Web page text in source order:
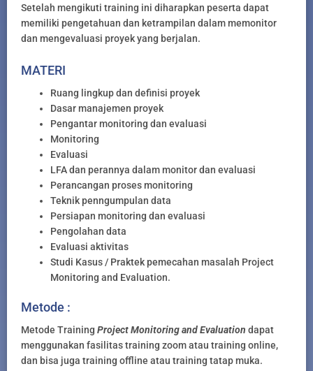
Setelah mengikuti training ini diharapkan peserta dapat
memiliki pengetahuan dan ketrampilan dalam memonitor
dan mengevaluasi proyek yang berjalan.
MATERI
Ruang lingkup dan definisi proyek
Dasar manajemen proyek
Pengantar monitoring dan evaluasi
Monitoring
Evaluasi
LFA dan perannya dalam monitor dan evaluasi
Perancangan proses monitoring
Teknik penngumpulan data
Persiapan monitoring dan evaluasi
Pengolahan data
Evaluasi aktivitas
Studi Kasus / Praktek pemecahan masalah Project
Monitoring and Evaluation.
Metode :
Metode Training Project Monitoring and Evaluation dapat
menggunakan fasilitas training zoom atau training online,
dan bisa juga training offline atau training tatap muka.